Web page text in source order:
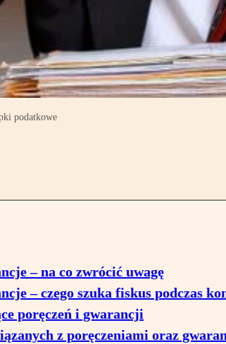
podatkowe
– na co zwrócić uwagę
– czego szuka fiskus podczas
poręczeń i gwarancji
z poręczeniami oraz